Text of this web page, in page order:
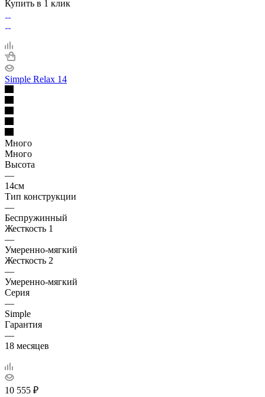
Купить в 1 клик
Simple Relax 14
Много
Много
Высота
—
14см
Тип конструкции
—
Беспружинный
Жесткость 1
—
Умеренно-мягкий
Жесткость 2
—
Умеренно-мягкий
Серия
—
Simple
Гарантия
—
18 месяцев
10 555 ₽